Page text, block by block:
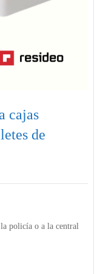
cajas
de
policía o a la central